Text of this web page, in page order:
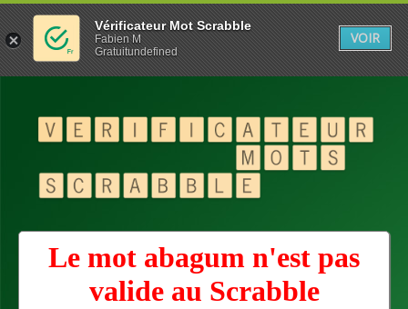
Le mot abagum n'est pas
valide au Scrabble
Vérificateur Mot Scrabble
Fabien M
Gratuitundefined
VOIR